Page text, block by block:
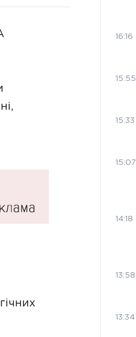
16:16
15:55
15:33
15:07
14:18
13:58
13:34